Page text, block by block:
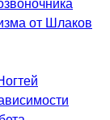
от Шлаков